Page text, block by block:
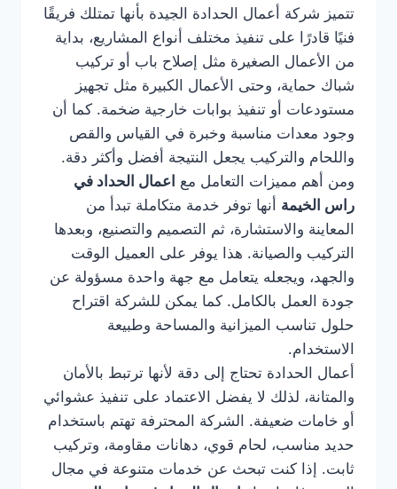
تتميز شركة أعمال الحدادة الجيدة بأنها تمتلك فريقًا
فنيًا قادرًا على تنفيذ مختلف أنواع المشاريع، بداية
من الأعمال الصغيرة مثل إصلاح باب أو تركيب
شباك حماية، وحتى الأعمال الكبيرة مثل تجهيز
مستودعات أو تنفيذ بوابات خارجية ضخمة. كما أن
وجود معدات مناسبة وخبرة في القياس والقص
واللحام والتركيب يجعل النتيجة أفضل وأكثر دقة.
ومن أهم مميزات التعامل مع اعمال الحداد في
راس الخيمة أنها توفر خدمة متكاملة تبدأ من
المعاينة والاستشارة، ثم التصميم والتصنيع، وبعدها
التركيب والصيانة. هذا يوفر على العميل الوقت
والجهد، ويجعله يتعامل مع جهة واحدة مسؤولة عن
جودة العمل بالكامل. كما يمكن للشركة اقتراح
حلول تناسب الميزانية والمساحة وطبيعة
الاستخدام.
أعمال الحدادة تحتاج إلى دقة لأنها ترتبط بالأمان
والمتانة، لذلك لا يفضل الاعتماد على تنفيذ عشوائي
أو خامات ضعيفة. الشركة المحترفة تهتم باستخدام
حديد مناسب، لحام قوي، دهانات مقاومة، وتركيب
ثابت. إذا كنت تبحث عن خدمات متنوعة في مجال